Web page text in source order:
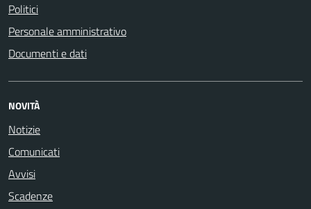
Politici
Personale amministrativo
Documenti e dati
NOVITÀ
Notizie
Comunicati
Avvisi
Scadenze